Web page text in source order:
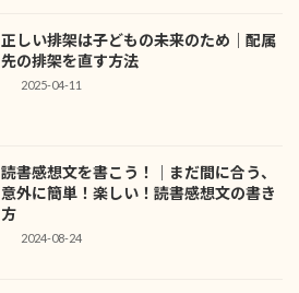
正しい排架は子どもの未来のため｜配属
先の排架を直す方法
2025-04-11
読書感想文を書こう！｜まだ間に合う、
意外に簡単！楽しい！読書感想文の書き
方
2024-08-24